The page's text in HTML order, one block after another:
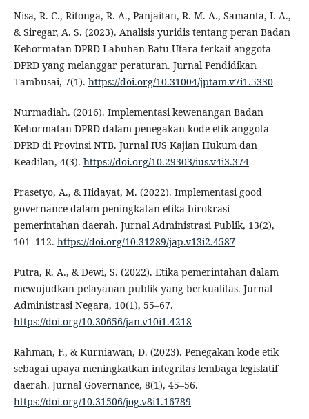
Nisa, R. C., Ritonga, R. A., Panjaitan, R. M. A., Samanta, I. A.,
& Siregar, A. S. (2023). Analisis yuridis tentang peran Badan
Kehormatan DPRD Labuhan Batu Utara terkait anggota
DPRD yang melanggar peraturan. Jurnal Pendidikan
Tambusai, 7(1). https://doi.org/10.31004/jptam.v7i1.5330
Nurmadiah. (2016). Implementasi kewenangan Badan
Kehormatan DPRD dalam penegakan kode etik anggota
DPRD di Provinsi NTB. Jurnal IUS Kajian Hukum dan
Keadilan, 4(3). https://doi.org/10.29303/ius.v4i3.374
Prasetyo, A., & Hidayat, M. (2022). Implementasi good
governance dalam peningkatan etika birokrasi
pemerintahan daerah. Jurnal Administrasi Publik, 13(2),
101–112. https://doi.org/10.31289/jap.v13i2.4587
Putra, R. A., & Dewi, S. (2022). Etika pemerintahan dalam
mewujudkan pelayanan publik yang berkualitas. Jurnal
Administrasi Negara, 10(1), 55–67.
https://doi.org/10.30656/jan.v10i1.4218
Rahman, F., & Kurniawan, D. (2023). Penegakan kode etik
sebagai upaya meningkatkan integritas lembaga legislatif
daerah. Jurnal Governance, 8(1), 45–56.
https://doi.org/10.31506/jog.v8i1.16789